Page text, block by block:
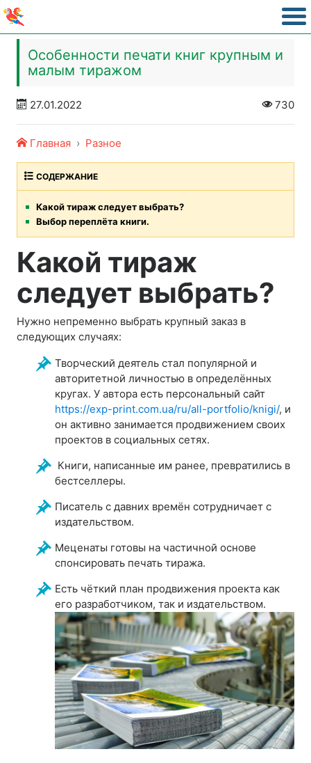
Особенности печати книг крупным и
малым тиражом
27.01.2022 730
Главная Разное
СОДЕРЖАНИЕ
Какой тираж следует выбрать?
Выбор переплёта книги.
Какой тираж
следует выбрать?
Нужно непременно выбрать крупный заказ в
следующих случаях:
Творческий деятель стал популярной и
авторитетной личностью в определённых
кругах. У автора есть персональный сайт
https://exp-print.com.ua/ru/all-portfolio/knigi/, и
он активно занимается продвижением своих
проектов в социальных сетях.
Книги, написанные им ранее, превратились в
бестселлеры.
Писатель с давних времён сотрудничает с
издательством.
Меценаты готовы на частичной основе
спонсировать печать тиража.
Есть чёткий план продвижения проекта как
его разработчиком, так и издательством.